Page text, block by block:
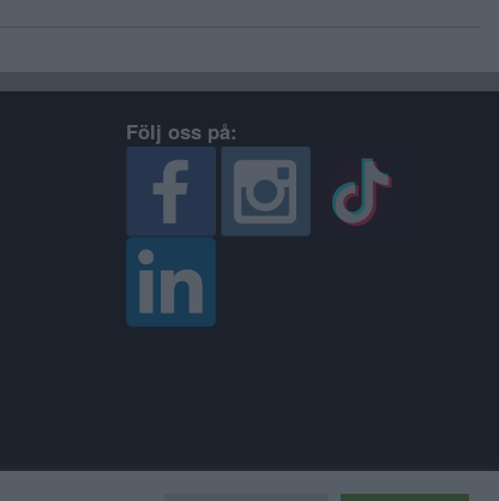
Följ oss på: